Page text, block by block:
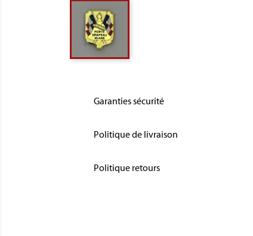
Garanties sécurité
Politique de livraison
Politique retours